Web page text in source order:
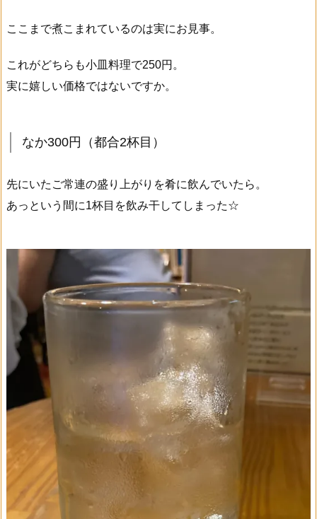
ここまで煮こまれているのは実にお見事。
これがどちらも小皿料理で250円。
実に嬉しい価格ではないですか。
なか300円（都合2杯目）
先にいたご常連の盛り上がりを肴に飲んでいたら。
あっという間に1杯目を飲み干してしまった☆